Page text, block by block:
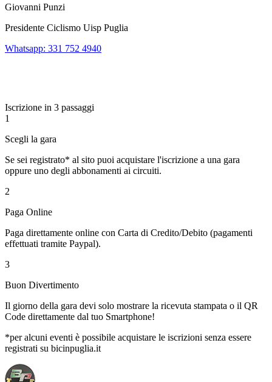
Giovanni Punzi
Presidente Ciclismo Uisp Puglia
Whatsapp: 331 752 4940
Iscrizione in 3 passaggi
1
Scegli la gara
Se sei registrato* al sito puoi acquistare l'iscrizione a una gara
oppure uno degli abbonamenti ai circuiti.
2
Paga Online
Paga direttamente online con Carta di Credito/Debito (pagamenti
effettuati tramite Paypal).
3
Buon Divertimento
Il giorno della gara devi solo mostrare la ricevuta stampata o il QR
Code direttamente dal tuo Smartphone!
*per alcuni eventi è possibile acquistare le iscrizioni senza essere
registrati su bicinpuglia.it